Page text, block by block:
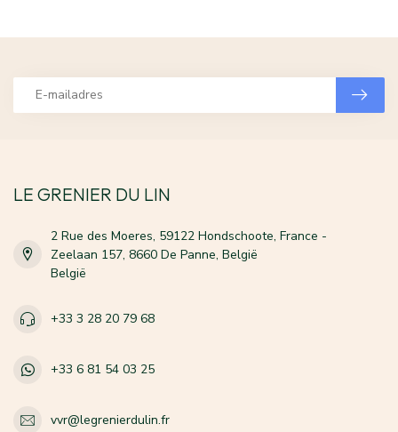
LE GRENIER DU LIN
2 Rue des Moeres, 59122 Hondschoote, France -
Zeelaan 157, 8660 De Panne, België
België
+33 3 28 20 79 68
+33 6 81 54 03 25
vvr@legrenierdulin.fr